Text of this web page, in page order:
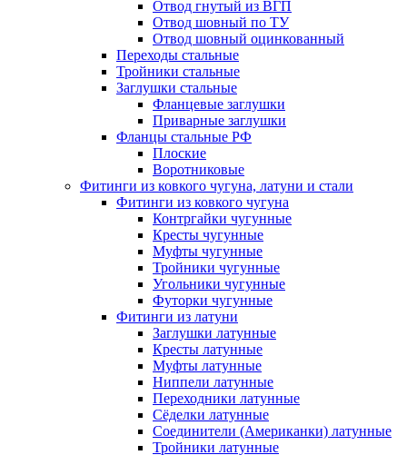
Отвод гнутый из ВГП
Отвод шовный по ТУ
Отвод шовный оцинкованный
Переходы стальные
Тройники стальные
Заглушки стальные
Фланцевые заглушки
Приварные заглушки
Фланцы стальные РФ
Плоские
Воротниковые
Фитинги из ковкого чугуна, латуни и стали
Фитинги из ковкого чугуна
Контргайки чугунные
Кресты чугунные
Муфты чугунные
Тройники чугунные
Угольники чугунные
Футорки чугунные
Фитинги из латуни
Заглушки латунные
Кресты латунные
Муфты латунные
Ниппели латунные
Переходники латунные
Сёделки латунные
Соединители (Американки) латунные
Тройники латунные